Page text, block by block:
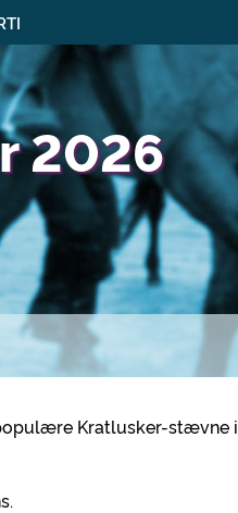
2026
Kratlusker-stævne i